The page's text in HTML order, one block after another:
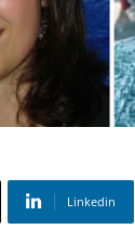
Linkedin